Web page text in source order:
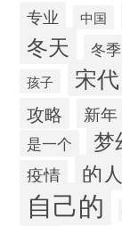
专业 中国
冬天 冬季
孩子 宋代
攻略 新年
是一个 梦
疫情 的人
自己的